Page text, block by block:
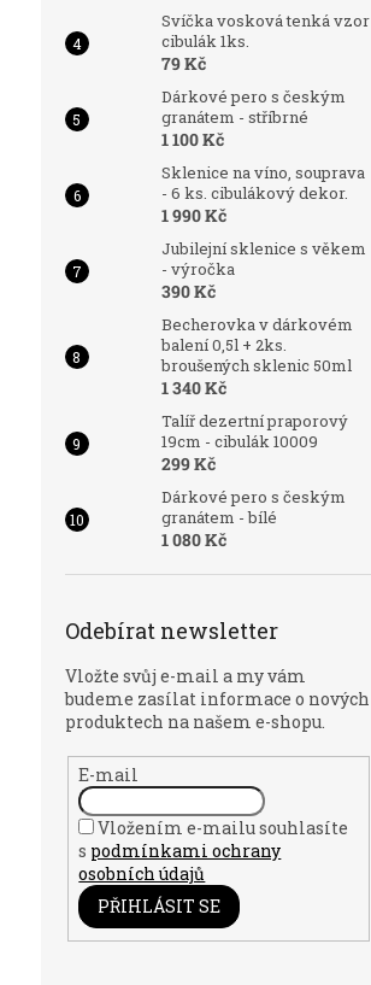
Svíčka vosková tenká vzor
cibulák 1ks.
79 Kč
Dárkové pero s českým
granátem - stříbrné
1 100 Kč
Sklenice na víno, souprava
- 6 ks. cibulákový dekor.
1 990 Kč
Jubilejní sklenice s věkem
- výročka
390 Kč
Becherovka v dárkovém
balení 0,5l + 2ks.
broušených sklenic 50ml
1 340 Kč
Talíř dezertní praporový
19cm - cibulák 10009
299 Kč
Dárkové pero s českým
granátem - bílé
1 080 Kč
Odebírat newsletter
Vložte svůj e-mail a my vám
budeme zasílat informace o nových
produktech na našem e-shopu.
E-mail
Vložením e-mailu souhlasíte
s podmínkami ochrany
osobních údajů
PŘIHLÁSIT SE